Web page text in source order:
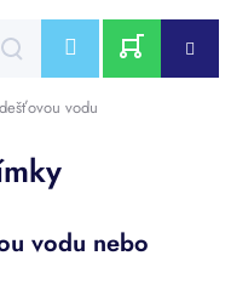
NÁKUPNÍ
vodu
vodu nebo